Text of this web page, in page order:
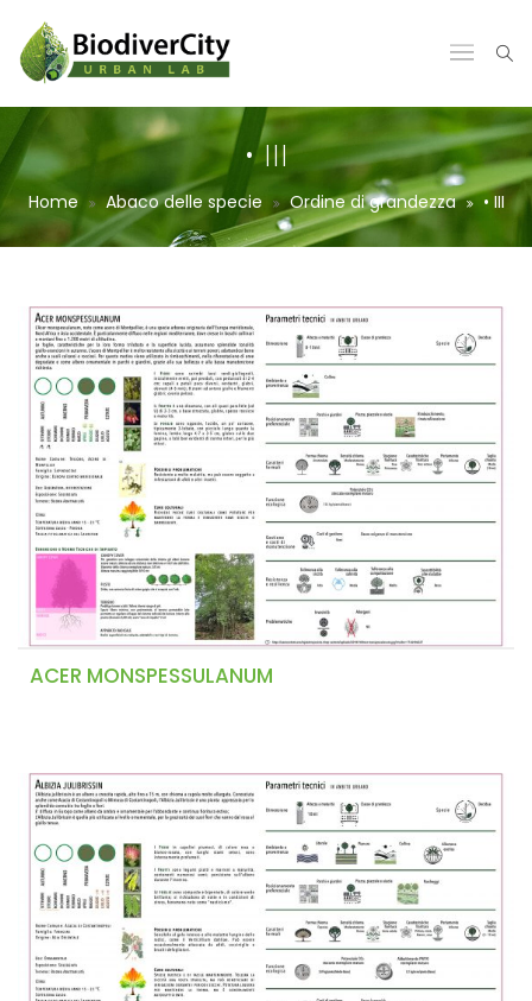
• III
Home Abaco delle specie Ordine di grandezza • III
ACER MONSPESSULANUM